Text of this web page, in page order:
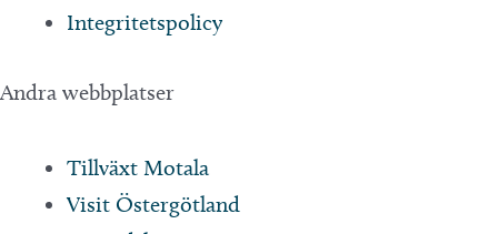
Integritetspolicy
Andra webbplatser
Tillväxt Motala
Visit Östergötland